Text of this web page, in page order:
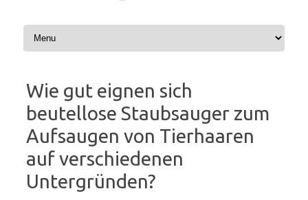
Wie gut eignen sich
beutellose Staubsauger zum
Aufsaugen von Tierhaaren
auf verschiedenen
Untergründen?